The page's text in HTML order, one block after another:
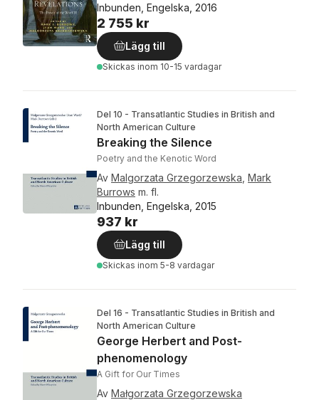
Inbunden, Engelska, 2016
2 755 kr
Lägg till
Skickas inom 10-15 vardagar
Del 10 - Transatlantic Studies in British and
North American Culture
Breaking the Silence
Poetry and the Kenotic Word
Av Malgorzata Grzegorzewska Mark
Burrows m. fl.
Inbunden, Engelska, 2015
937 kr
Lägg till
Skickas inom 5-8 vardagar
Del 16 - Transatlantic Studies in British and
North American Culture
George Herbert and Post-
phenomenology
A Gift for Our Times
Av Małgorzata Grzegorzewska